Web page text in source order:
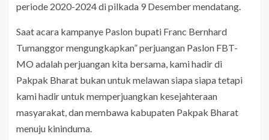
periode 2020-2024 di pilkada 9 Desember mendatang.
Saat acara kampanye Paslon bupati Franc Bernhard
Tumanggor mengungkapkan” perjuangan Paslon FBT-
MO adalah perjuangan kita bersama, kami hadir di
Pakpak Bharat bukan untuk melawan siapa siapa tetapi
kami hadir untuk memperjuangkan kesejahteraan
masyarakat, dan membawa kabupaten Pakpak Bharat
menuju kininduma.